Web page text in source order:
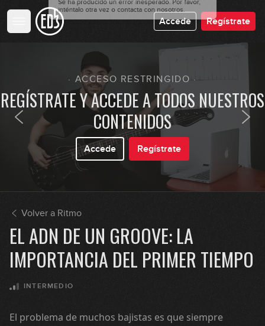
Accede Regístrate
· ACCESO RESTRINGIDO ·
REGÍSTRATE Y ACCEDE A TODOS NUESTROS
CONTENIDOS
Accede Regístrate
Volver a Ritmo
EL ADN DE UN GROOVE: LA
IMPORTANCIA DEL PRIMER TIEMPO
INTERMEDIO
El problema de muchos bajistas es que siempre
07:52